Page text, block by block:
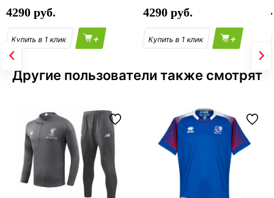
4290
+
4290
+
Другие пользователи также смотрят